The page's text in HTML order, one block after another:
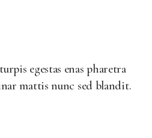
egestas enas pharetra
mattis nunc sed blandit.